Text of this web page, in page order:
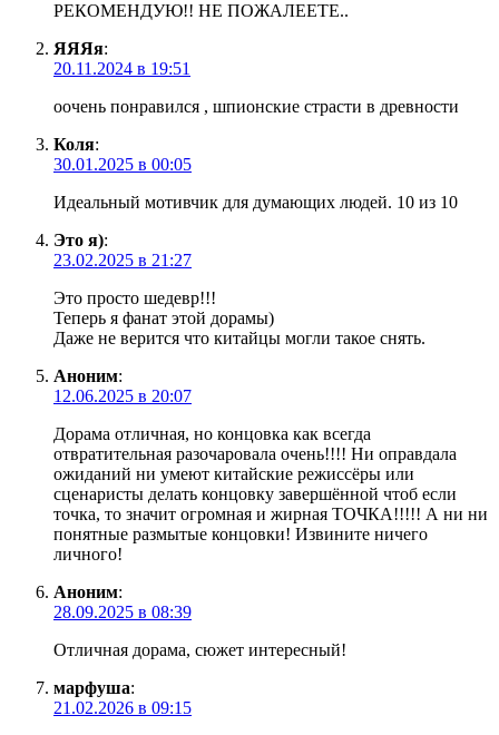
РЕКОМЕНДУЮ!! НЕ ПОЖАЛЕЕТЕ..
ЯЯЯя:
20.11.2024 в 19:51
оочень понравился , шпионские страсти в древности
Коля:
30.01.2025 в 00:05
Идеальный мотивчик для думающих людей. 10 из 10
Это я):
23.02.2025 в 21:27
Это просто шедевр!!!
Теперь я фанат этой дорамы)
Даже не верится что китайцы могли такое снять.
Аноним:
12.06.2025 в 20:07
Дорама отличная, но концовка как всегда
отвратительная разочаровала очень!!!! Ни оправдала
ожиданий ни умеют китайские режиссёры или
сценаристы делать концовку завершённой чтоб если
точка, то значит огромная и жирная ТОЧКА!!!!! А ни ни
понятные размытые концовки! Извините ничего
личного!
Аноним:
28.09.2025 в 08:39
Отличная дорама, сюжет интересный!
марфуша:
21.02.2026 в 09:15